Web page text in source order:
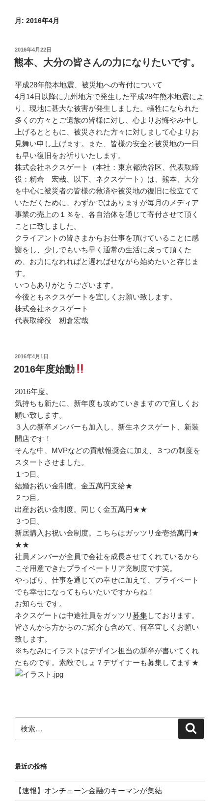
月: 2016年4月
投
稿
日:
2016年4月22日
熊本、大分の皆さんの力になりたいです。
平成28年熊本地震、被災地への寄付について
4月14日以降に九州地方で発生した平成28年熊本地震によ
り、現地に甚大な被害が発生しました。犠牲になられた
多くの方々とご遺族の皆様に対し、心よりお悔やみ申し
上げるとともに、被災された方々に対しまして心よりお
見舞い申し上げます。また、皆様の安全と被災地の一日
も早い復旧をお祈りいたします。
株式会社ネクスゲート（本社：東京都渋谷区、代表取締
役：籾倉 宏哉、以下、ネクスゲート）は、熊本、大分
を中心に被災者の皆様の救済や被災地の復旧に役立てて
いただくために、わずかではありますが毎月のメディア
事業の売上の１％を、各自治体を通じて寄付させて頂く
ことに致しました。
クライアントの皆さまからお仕事を頂けていることに感
謝をし、少しでもいち早く通常の生活に戻って頂くた
め、お力になれればと遅ればせながら始めたいと存じま
す。
いつもありがとうございます。
今後ともネクスゲートを宜しくお願い致します。
株式会社ネクスゲート
代表取締役 籾倉宏哉
投
稿
日:
2016年4月1日
2016年度始動
2016年度。
気持ちも新たに、新年度も攻めていきますので宜しくお
願い致します。
３人の新卒メンバーも加入し、新生ネクスゲート、新装
開店です！
そんな中、MVPなどの貢献報奨金に加え、３つの制度を
スタートさせました。
１つ目。
結婚お祝い金制度。金五萬円支給★
２つ目。
出産お祝い金制度。同じく金五萬円★★
３つ目。
新居購入お祝い金制度。こちらはガッツリ金壱拾萬円★
★★
社員メンバーが全員で会社を成長させてくれているから
こそ用意できたプライベートリア充制度です笑。
やっぱり、仕事を通じての幸せに加えて、プライベート
でも幸せになってもらいたいですからね！
お知らせです。
ネクスゲートは中途社員をガッツリ 募集しております。
皆さんから方からのご紹介も含めて、何卒宜しくお願い
致します。
※ちなみにイラストはデザイン担当の新卒が書いてくれ
たものです。素敵でしょ？デザイナーも募集してます★
索:
最近の投稿
【速報】オンチェーン金融のキーマンが集結